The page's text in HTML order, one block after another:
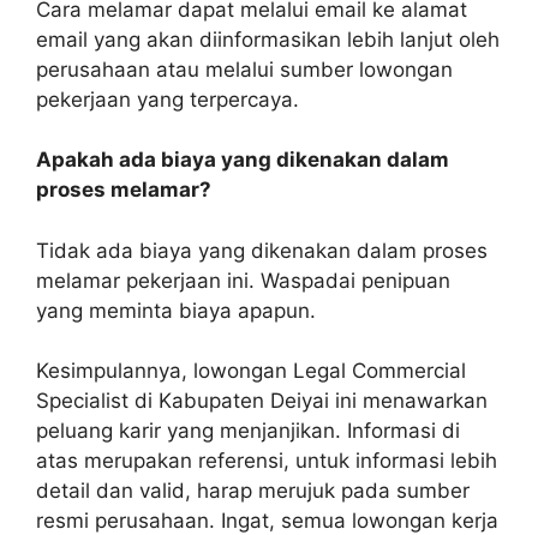
Cara melamar dapat melalui email ke alamat
email yang akan diinformasikan lebih lanjut oleh
perusahaan atau melalui sumber lowongan
pekerjaan yang terpercaya.
Apakah ada biaya yang dikenakan dalam
proses melamar?
Tidak ada biaya yang dikenakan dalam proses
melamar pekerjaan ini. Waspadai penipuan
yang meminta biaya apapun.
Kesimpulannya, lowongan Legal Commercial
Specialist di Kabupaten Deiyai ini menawarkan
peluang karir yang menjanjikan. Informasi di
atas merupakan referensi, untuk informasi lebih
detail dan valid, harap merujuk pada sumber
resmi perusahaan. Ingat, semua lowongan kerja